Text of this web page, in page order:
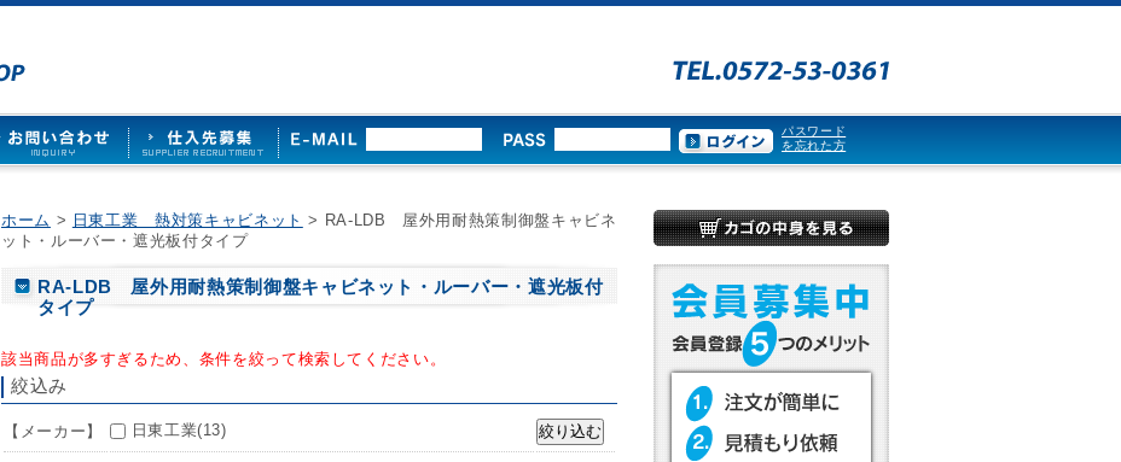
パスワード
を忘れた方
ホーム > 日東工業 熱対策キャビネット > RA-LDB 屋外用耐熱策制御盤キャビネ
ット・ルーバー・遮光板付タイプ
RA-LDB 屋外用耐熱策制御盤キャビネット・ルーバー・遮光板付
タイプ
該当商品が多すぎるため、条件を絞って検索してください。
絞込み
【メーカー】 日東工業(13)